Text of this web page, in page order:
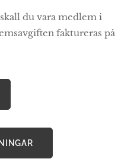
du vara medlem i
faktureras på